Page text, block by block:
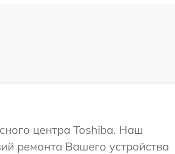
центра Toshiba. Наш
ремонта Вашего устройства